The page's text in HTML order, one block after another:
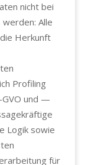
nicht bei
Alle
Herkunft
Profiling
GVO und —
Logik sowie
für